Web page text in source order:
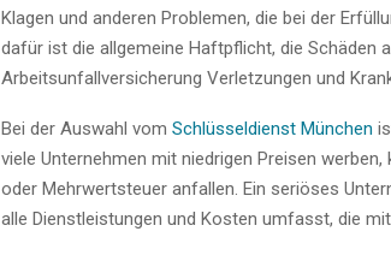
Klagen und anderen Problemen, die bei der
dafür ist die allgemeine Haftpflicht, die Schäden
Arbeitsunfallversicherung Verletzungen und
Bei der Auswahl vom Schlüsseldienst München
viele Unternehmen mit niedrigen Preisen
oder Mehrwertsteuer anfallen. Ein seriöses
alle Dienstleistungen und Kosten umfasst, die